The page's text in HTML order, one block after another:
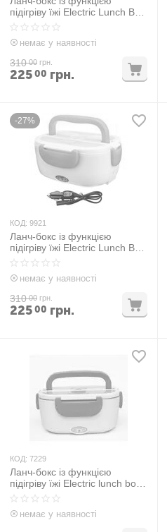
підігріву їжі Electric Lunch Box
12V — Помаранчевий
немає у наявності
310 00 грн.
22500 грн.
-27%
КОД: 9921
Ланч-бокс із функцією
підігріву їжі Electric Lunch Box
12V — Синій
немає у наявності
310 00 грн.
22500 грн.
КОД: 7229
Ланч-бокс із функцією
підігріву їжі Electric lunch box
Синій
немає у наявності